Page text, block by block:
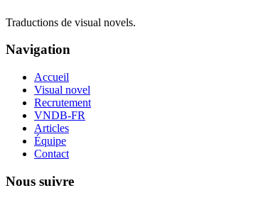
Traductions de visual novels.
Navigation
Accueil
Visual novel
Recrutement
VNDB-FR
Articles
Équipe
Contact
Nous suivre